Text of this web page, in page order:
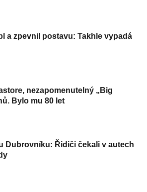
a zpevnil postavu: Takhle vypadá
nezapomenutelný „Big
Bylo mu 80 let
Dubrovníku: Řidiči čekali v autech